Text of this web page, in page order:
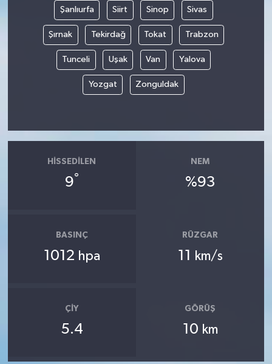
Şanlıurfa Siirt Sinop Sivas
Şırnak Tekirdağ Tokat Trabzon
Tunceli Uşak Van Yalova
Yozgat Zonguldak
HISSEDILEN
9°
NEM
%93
BASINÇ
1012 hpa
RÜZGAR
11 km/s
ÇIY
5.4
GÖRÜŞ
10 km